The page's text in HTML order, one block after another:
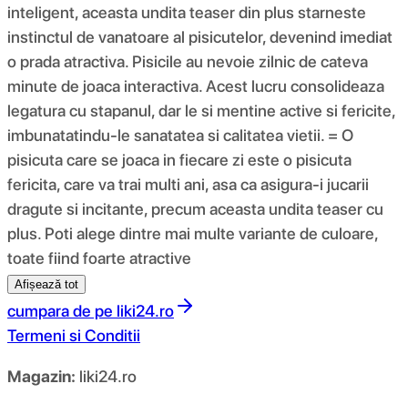
inteligent, aceasta undita teaser din plus starneste
instinctul de vanatoare al pisicutelor, devenind imediat
o prada atractiva. Pisicile au nevoie zilnic de cateva
minute de joaca interactiva. Acest lucru consolideaza
legatura cu stapanul, dar le si mentine active si fericite,
imbunatatindu-le sanatatea si calitatea vietii. = O
pisicuta care se joaca in fiecare zi este o pisicuta
fericita, care va trai multi ani, asa ca asigura-i jucarii
dragute si incitante, precum aceasta undita teaser cu
plus. Poti alege dintre mai multe variante de culoare,
toate fiind foarte atractive
Afișează tot
cumpara de pe liki24.ro
Termeni si Conditii
Magazin: liki24.ro